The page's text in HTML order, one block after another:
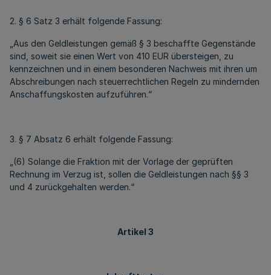
2. § 6 Satz 3 erhält folgende Fassung:
„Aus den Geldleistungen gemäß § 3 beschaffte Gegenstände
sind, soweit sie einen Wert von 410 EUR übersteigen, zu
kennzeichnen und in einem besonderen Nachweis mit ihren um
Abschreibungen nach steuerrechtlichen Regeln zu mindernden
Anschaffungskosten aufzuführen.“
3. § 7 Absatz 6 erhält folgende Fassung:
„(6) Solange die Fraktion mit der Vorlage der geprüften
Rechnung im Verzug ist, sollen die Geldleistungen nach §§ 3
und 4 zurückgehalten werden.“
Artikel 3